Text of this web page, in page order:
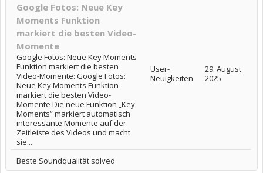
Google Fotos: Neue Key
Moments Funktion
markiert die besten Video-
Momente
Google Fotos: Neue Key Moments
Funktion markiert die besten
Video-Momente: Google Fotos:
Neue Key Moments Funktion
markiert die besten Video-
Momente Die neue Funktion „Key
Moments“ markiert automatisch
interessante Momente auf der
Zeitleiste des Videos und macht
sie...
User-
Neuigkeiten
29. August
2025
Beste Soundqualität solved